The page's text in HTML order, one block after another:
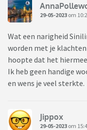
29-05-2023 om
Wat een narigheid
worden met je
hoopte dat het
Ik heb geen handige
en wens je veel sterkte.
Jippox
29-05-2023 om